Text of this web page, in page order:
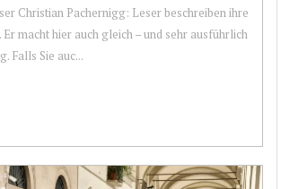
Christian Pachernigg: Leser beschreiben ihre
macht hier auch gleich – und sehr ausführlich
Falls Sie auc...